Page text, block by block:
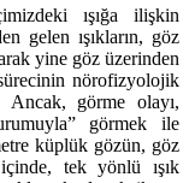
ışığa ilişkin
gelen ışıkların, göz
yine göz üzerinden
sürecinin nörofizyolojik
Ancak, görme olayı,
görmek ile
küplük gözün, göz
tek yönlü ışık